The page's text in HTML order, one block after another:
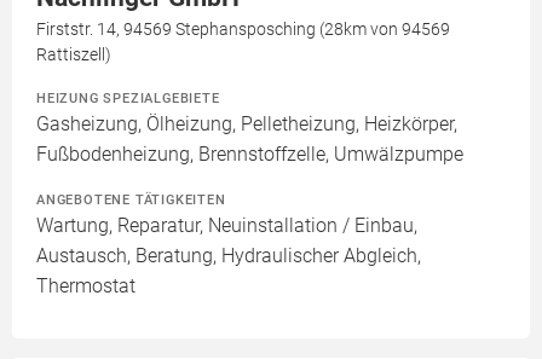
Firststr. 14, 94569 Stephansposching (28km von 94569
Rattiszell)
HEIZUNG SPEZIALGEBIETE
Gasheizung, Ölheizung, Pelletheizung, Heizkörper,
Fußbodenheizung, Brennstoffzelle, Umwälzpumpe
ANGEBOTENE TÄTIGKEITEN
Wartung, Reparatur, Neuinstallation / Einbau,
Austausch, Beratung, Hydraulischer Abgleich,
Thermostat